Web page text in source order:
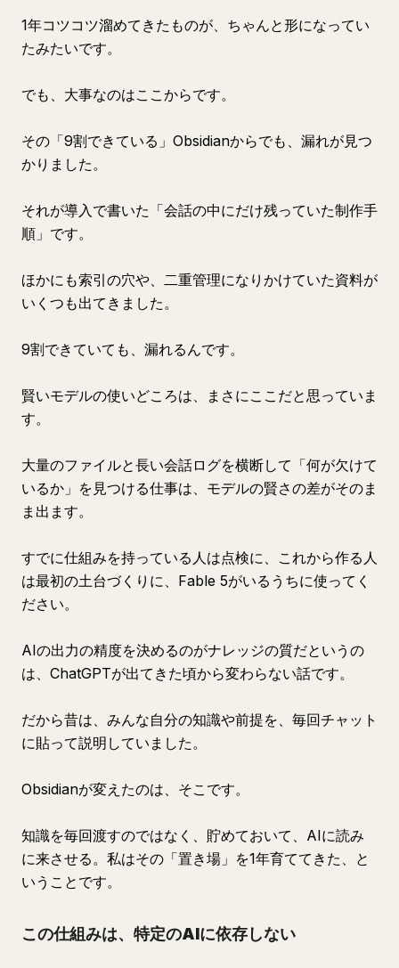
1年コツコツ溜めてきたものが、ちゃんと形になってい
たみたいです。
でも、大事なのはここからです。
その「9割できている」Obsidianからでも、漏れが見つ
かりました。
それが導入で書いた「会話の中にだけ残っていた制作手
順」です。
ほかにも索引の穴や、二重管理になりかけていた資料が
いくつも出てきました。
9割できていても、漏れるんです。
賢いモデルの使いどころは、まさにここだと思っていま
す。
大量のファイルと長い会話ログを横断して「何が欠けて
いるか」を見つける仕事は、モデルの賢さの差がそのま
ま出ます。
すでに仕組みを持っている人は点検に、これから作る人
は最初の土台づくりに、Fable 5がいるうちに使ってく
ださい。
AIの出力の精度を決めるのがナレッジの質だというの
は、ChatGPTが出てきた頃から変わらない話です。
だから昔は、みんな自分の知識や前提を、毎回チャット
に貼って説明していました。
Obsidianが変えたのは、そこです。
知識を毎回渡すのではなく、貯めておいて、AIに読み
に来させる。私はその「置き場」を1年育ててきた、と
いうことです。
この仕組みは、特定のAIに依存しない